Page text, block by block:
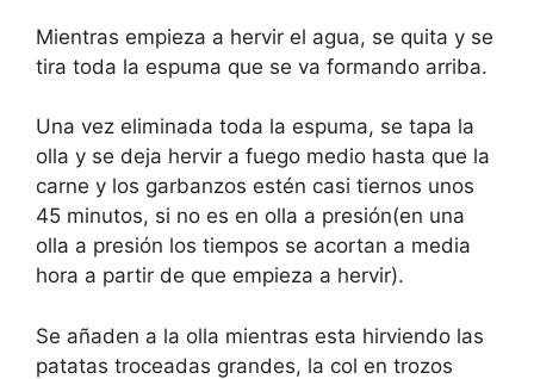
Mientras empieza a hervir el agua, se quita y se
tira toda la espuma que se va formando arriba.
Una vez eliminada toda la espuma, se tapa la
olla y se deja hervir a fuego medio hasta que la
carne y los garbanzos estén casi tiernos unos
45 minutos, si no es en olla a presión(en una
olla a presión los tiempos se acortan a media
hora a partir de que empieza a hervir).
Se añaden a la olla mientras esta hirviendo las
patatas troceadas grandes, la col en trozos